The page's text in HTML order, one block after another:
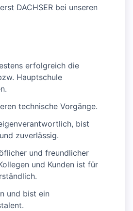
DACHSER bei unseren
erfolgreich die
Hauptschule
technische Vorgänge.
bist
zuverlässig.
und freundlicher
und Kunden ist für
und bist ein